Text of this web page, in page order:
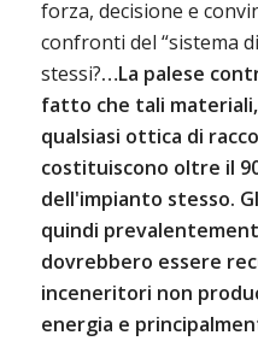
forza, decisione e
confronti del “sistema
stessi?…La palese
fatto che tali
qualsiasi ottica di
costituiscono oltre il
dell'impianto stesso.
quindi
dovrebbero essere
inceneritori non
energia e